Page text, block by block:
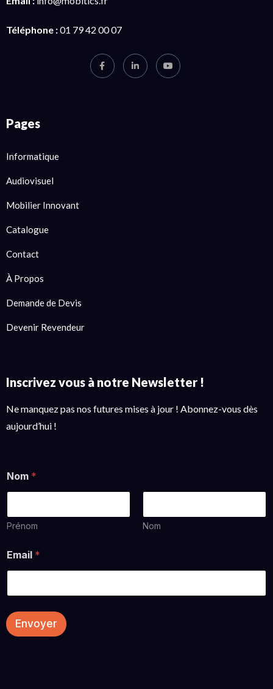
Téléphone :01 79 42 00 07
Pages
Informatique
Audiovisuel
Mobilier Innovant
Catalogue
Contact
À Propos
Demande de Devis
Devenir Revendeur
Inscrivez vous à notre Newsletter !
Ne manquez pas nos futures mises à jour ! Abonnez-vous dès
aujourd’hui !
Nom *
Prénom Nom
Email *
Envoyer